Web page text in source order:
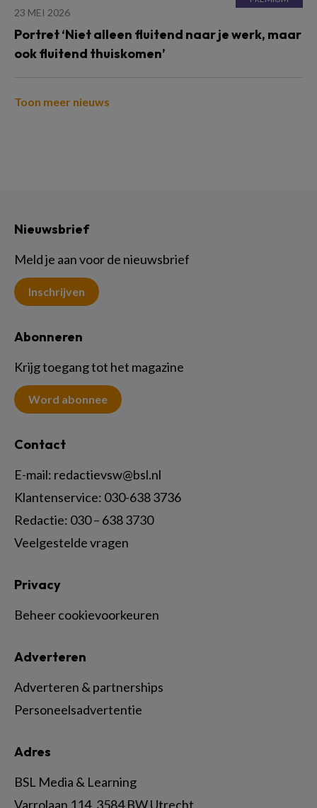
23 MEI 2026
Portret ‘Niet alleen fluitend naar je werk, maar
ook fluitend thuiskomen’
Toon meer nieuws
Nieuwsbrief
Meld je aan voor de nieuwsbrief
Inschrijven
Abonneren
Krijg toegang tot het magazine
Word abonnee
Contact
E-mail: redactievsw@bsl.nl
Klantenservice: 030-638 3736
Redactie: 030 – 638 3730
Veelgestelde vragen
Adres
BSL Media & Learning
Varrolaan 114, 3584 BW Utrecht
Adverteren
Adverteren & partnerships
Personeelsadvertentie
Privacy
Beheer cookievoorkeuren